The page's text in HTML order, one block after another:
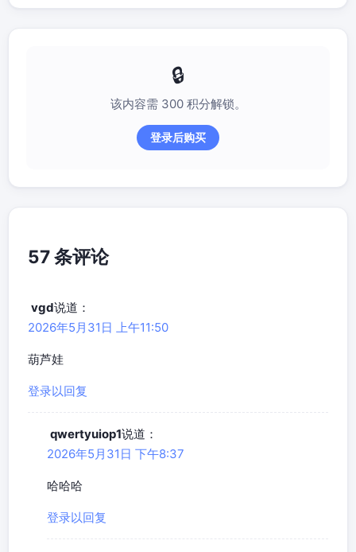
该内容需 300 积分解锁。
登录后购买
57 条评论
vgd说道：
2026年5月31日 上午11:50
葫芦娃
登录以回复
qwertyuiop1说道：
2026年5月31日 下午8:37
哈哈哈
登录以回复